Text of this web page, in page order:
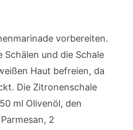
vorbereiten.
und die Schale
Haut befreien, da
Die Zitronenschale
ml Olivenöl, den
2